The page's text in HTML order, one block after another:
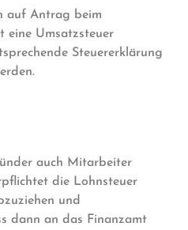
auf Antrag beim
eine Umsatzsteuer
Steuererklärung
auch Mitarbeiter
die Lohnsteuer
und
dann an das Finanzamt